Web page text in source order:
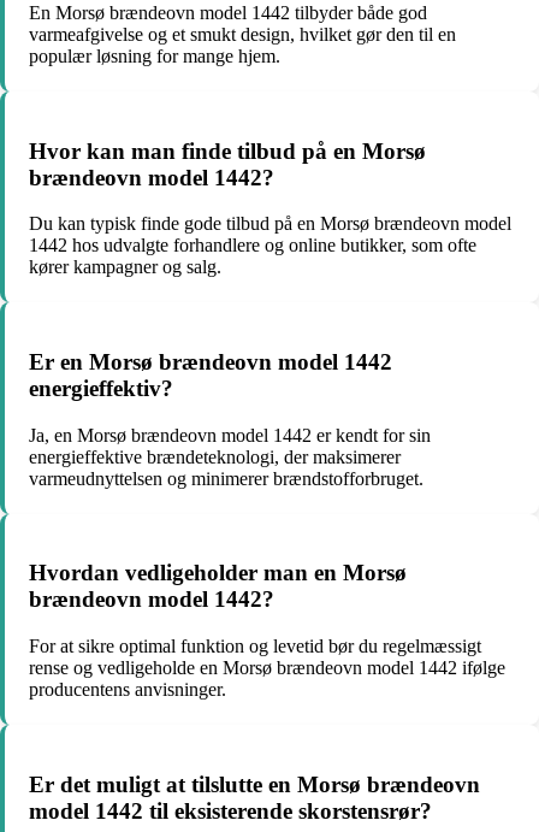
En Morsø brændeovn model 1442 tilbyder både god
varmeafgivelse og et smukt design, hvilket gør den til en
populær løsning for mange hjem.
Hvor kan man finde tilbud på en Morsø
brændeovn model 1442?
Du kan typisk finde gode tilbud på en Morsø brændeovn model
1442 hos udvalgte forhandlere og online butikker, som ofte
kører kampagner og salg.
Er en Morsø brændeovn model 1442
energieffektiv?
Ja, en Morsø brændeovn model 1442 er kendt for sin
energieffektive brændeteknologi, der maksimerer
varmeudnyttelsen og minimerer brændstofforbruget.
Hvordan vedligeholder man en Morsø
brændeovn model 1442?
For at sikre optimal funktion og levetid bør du regelmæssigt
rense og vedligeholde en Morsø brændeovn model 1442 ifølge
producentens anvisninger.
Er det muligt at tilslutte en Morsø brændeovn
model 1442 til eksisterende skorstensrør?